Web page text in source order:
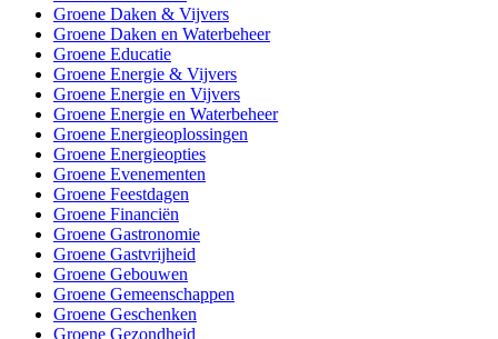
Groene Daken & Vijvers
Groene Daken en Waterbeheer
Groene Educatie
Groene Energie & Vijvers
Groene Energie en Vijvers
Groene Energie en Waterbeheer
Groene Energieoplossingen
Groene Energieopties
Groene Evenementen
Groene Feestdagen
Groene Financiën
Groene Gastronomie
Groene Gastvrijheid
Groene Gebouwen
Groene Gemeenschappen
Groene Geschenken
Groene Gezondheid